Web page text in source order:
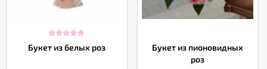
Букет из белых роз
Букет из пионовидных
роз